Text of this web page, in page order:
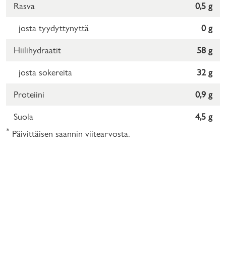
Rasva 0,5 g
josta tyydyttynyttä 0 g
Hiilihydraatit 58 g
josta sokereita 32 g
Proteiini 0,9 g
Suola 4,5 g
* Päivittäisen saannin viitearvosta.